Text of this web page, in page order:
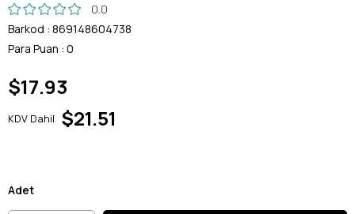
0.0
Barkod : 869148604738
Para Puan : 0
$17.93
KDV Dahil $21.51
Adet